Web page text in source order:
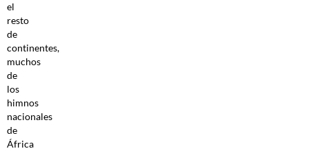
el
resto
de
continentes,
muchos
de
los
himnos
nacionales
de
África